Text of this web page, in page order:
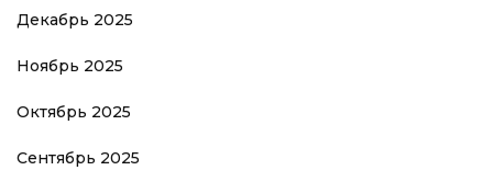
Декабрь 2025
Ноябрь 2025
Октябрь 2025
Сентябрь 2025